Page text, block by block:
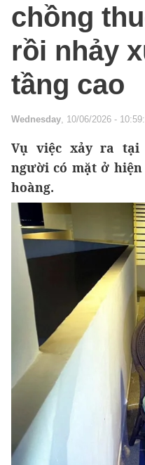
chồng
rồi nhảy
tầng cao
Wednesday, 10/06/2026 -
Vụ việc xảy ra tại
người có mặt ở
hoàng.